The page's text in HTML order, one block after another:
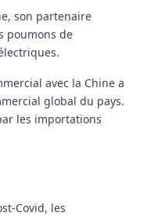
son partenaire
poumons de
avec la Chine a
global du pays.
les importations
Covid, les